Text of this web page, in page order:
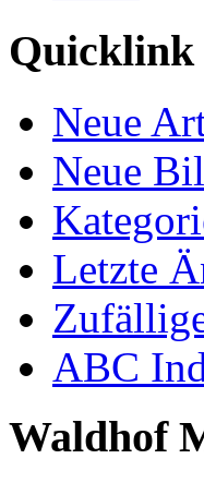
Quicklink
Neue
Neue
Letzte
ABC
Waldhof